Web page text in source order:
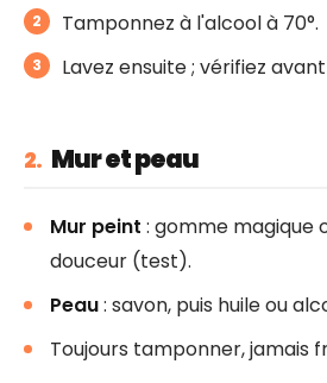
Tamponnez à l'alcool à 70°.
Lavez ensuite ; vérifiez
2. Mur et peau
Mur peint : gomme magique
douceur (test).
Peau: savon, puis huile ou
Toujours tamponner, jamais